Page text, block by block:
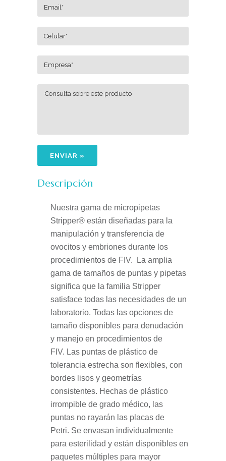
Descripción
Nuestra gama de micropipetas
Stripper® están diseñadas para la
manipulación y transferencia de
ovocitos y embriones durante los
procedimientos de FIV.
La amplia
gama de tamaños de puntas y pipetas
significa que la familia Stripper
satisface todas las necesidades de un
laboratorio. Todas las opciones de
tamaño disponibles para denudación
y manejo en procedimientos de
FIV. Las puntas de plástico de
tolerancia estrecha son flexibles, con
bordes lisos y geometrías
consistentes. Hechas de plástico
irrompible de grado médico, las
puntas no rayarán las placas de
Petri. Se envasan individualmente
para esterilidad y están disponibles en
paquetes múltiples para mayor